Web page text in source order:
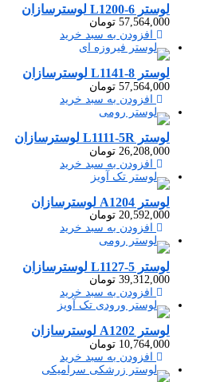
لوستر L1200-6 لوسترسازان
57,564,000 تومان
افزودن به سبد خرید
لوستر L1141-8 لوسترسازان
57,564,000 تومان
افزودن به سبد خرید
لوستر L1111-5R لوسترسازان
26,208,000 تومان
افزودن به سبد خرید
لوستر A1204 لوسترسازان
20,592,000 تومان
افزودن به سبد خرید
لوستر L1127-5 لوسترسازان
39,312,000 تومان
افزودن به سبد خرید
لوستر A1202 لوسترسازان
10,764,000 تومان
افزودن به سبد خرید